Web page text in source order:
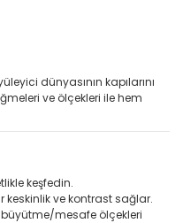
dünyasının kapılarını
ve ölçekleri ile hem
keşfedin.
keskinlik ve kontrast sağlar.
büyütme/mesafe ölçekleri